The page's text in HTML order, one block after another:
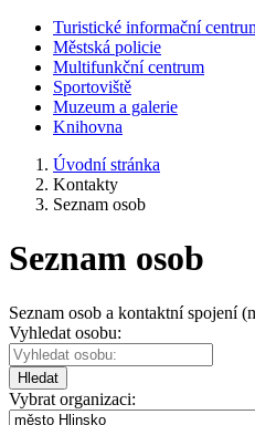
Turistické informační
Městská policie
Multifunkční centrum
Sportoviště
Muzeum a galerie
Knihovna
Úvodní stránka
Kontakty
Seznam osob
Seznam osob
Seznam osob a kontaktní spojení
Vyhledat osobu:
Hledat
Vybrat organizaci: